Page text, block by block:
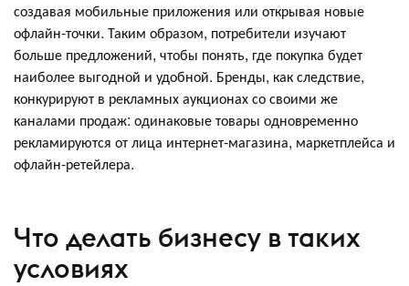
создавая мобильные приложения или открывая новые
офлайн-точки. Таким образом, потребители изучают
больше предложений, чтобы понять, где покупка будет
наиболее выгодной и удобной. Бренды, как следствие,
конкурируют в рекламных аукционах со своими же
каналами продаж: одинаковые товары одновременно
рекламируются от лица интернет-магазина, маркетплейса и
офлайн-ретейлера.
Что делать бизнесу в таких
условиях